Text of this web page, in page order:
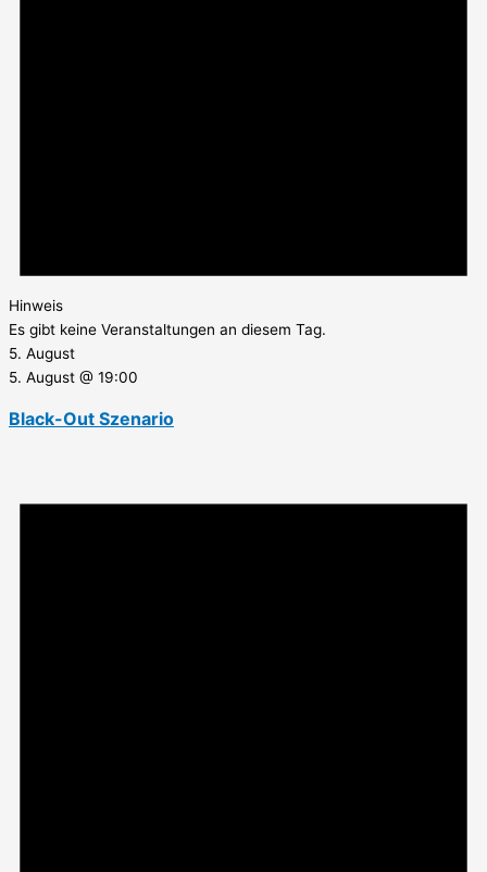
Hinweis
Es gibt keine Veranstaltungen an diesem Tag.
5. August
5. August @ 19:00
Black-Out Szenario